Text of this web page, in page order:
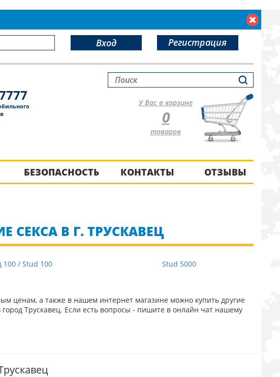
Вход Регистрация
У Вас в корзине
0
товаров
БЕЗОПАСНОСТЬ КОНТАКТЫ ОТЗЫВЫ
СЕКСА В Г. ТРУСКАВЕЦ
100 / Stud 100 Stud 5000
ценам, а также в нашем интернет магазине можно купить другие
Трускавец. Если есть вопросы - пишите в онлайн чат нашему